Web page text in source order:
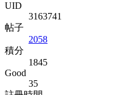
UID
3163741
帖子
2058
積分
1845
Good
35